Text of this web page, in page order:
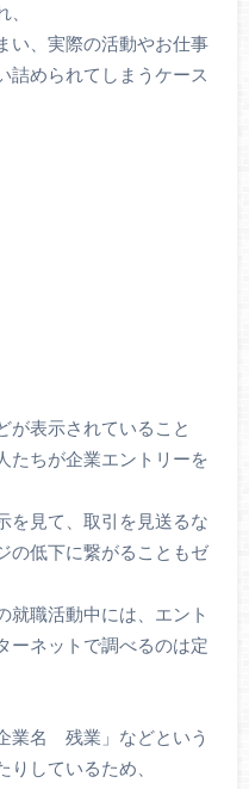
い、実際の活動やお仕事
詰められてしまうケース
が表示されていること
たちが企業エントリーを
を見て、取引を見送るな
の低下に繋がることもゼ
就職活動中には、エント
ーネットで調べるのは定
業名 残業」などという
しているため、